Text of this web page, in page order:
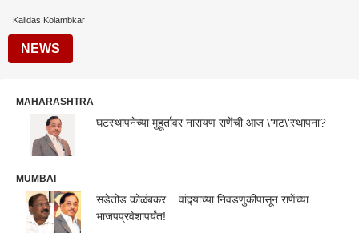
Kalidas Kolambkar
NEWS
MAHARASHTRA
घटस्थापनेच्या मुहूर्तावर नारायण राणेंंची आज \'गट\'स्थापना?
MUMBAI
सडेतोड कोळंबकर... वांद्र्याच्या निवडणुकीपासून राणेंच्या
भाजपप्रवेशापर्यंत!